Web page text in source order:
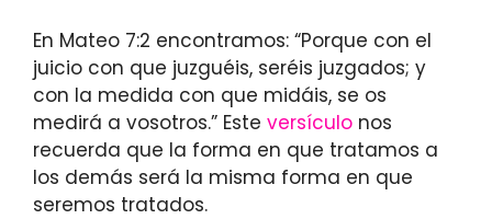
En Mateo 7:2 encontramos: “Porque con el
juicio con que juzguéis, seréis juzgados; y
con la medida con que midáis, se os
medirá a vosotros.” Este versículo nos
recuerda que la forma en que tratamos a
los demás será la misma forma en que
seremos tratados.